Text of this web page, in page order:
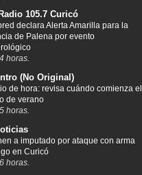
105.7 Curicó
declara Alerta Amarilla para la
de Palena por evento
horas.
(No Original)
de hora: revisa cuándo comienza el
de verano
horas.
a imputado por ataque con arma
en Curicó
horas.